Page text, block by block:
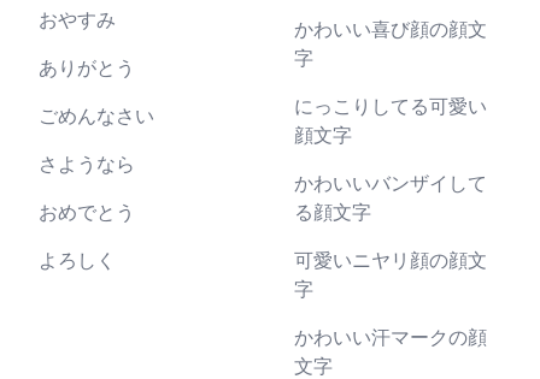
おやすみ
ありがとう
ごめんなさい
さようなら
おめでとう
よろしく
かわいい喜び顔の顔文
字
にっこりしてる可愛い
顔文字
かわいいバンザイして
る顔文字
可愛いニヤリ顔の顔文
字
かわいい汗マークの顔
文字